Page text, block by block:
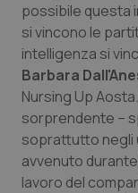
Molise
Piemonte
Provincia
Provincia
Epatiti
HIV
Infezioni &
possibile questa
si vincono le
intelligenza si
Barbara
Nursing Up
sorprendente –
soprattutto negli
avvenuto
lavoro del